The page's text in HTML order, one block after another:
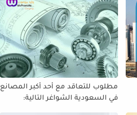
مطلوب للتعاقد مع أحد أكبر المصانع
في السعودية الشواغر التالية: